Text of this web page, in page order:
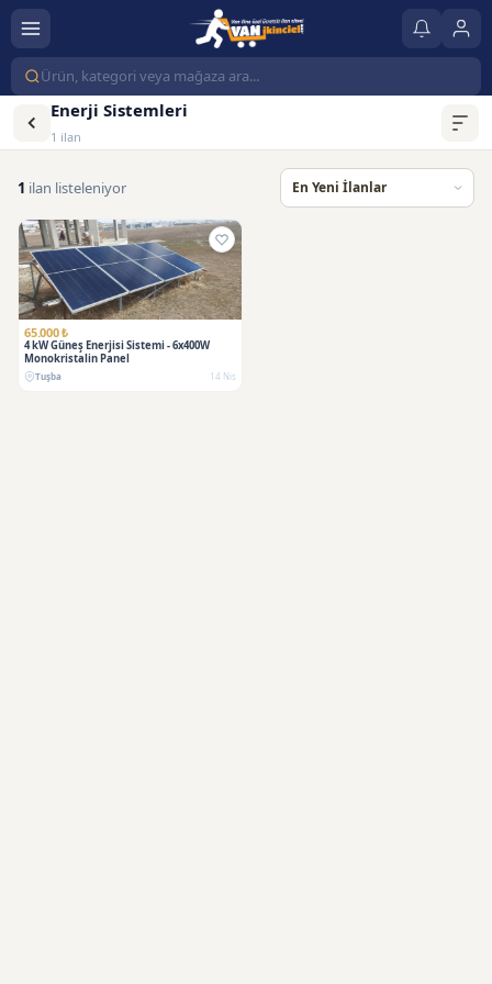
Enerji Sistemleri
1 ilan
1 ilan listeleniyor
65.000 ₺
4 kW Güneş Enerjisi Sistemi - 6x400W
Monokristalin Panel
Tuşba 14 Nis